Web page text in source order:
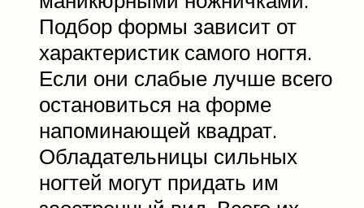
Подбор формы зависит от
характеристик самого ногтя.
Если они слабые лучше всего
остановиться на форме
напоминающей квадрат.
Обладательницы сильных
ногтей могут придать им